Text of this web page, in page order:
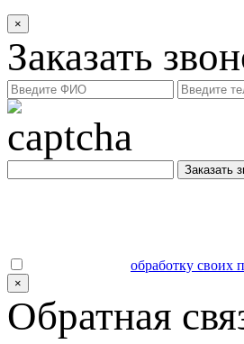
×
Заказать
Заказать
обработку своих
×
Обратная